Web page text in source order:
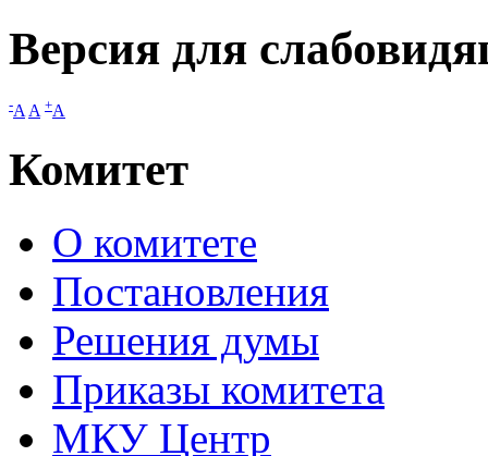
Версия для
-A A +A
Комитет
О комитете
Постановления
Решения думы
Приказы комитета
МКУ Центр